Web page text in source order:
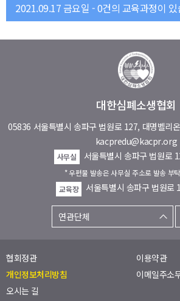
2021.09.17 금요일 - 0건의 교육과정이
대한심폐소생협회
05836 서울특별시 송파구 법원로 127, 대명벨리
kacpredu@kacpr.org
사무실 서울특별시 송파구 법원로
* 우편물 발송은 사무실 주소로 발송 부
교육장
서울특별시 송파구 법원로
협회정관
이용약관
개인정보처리방침
이메일주소
오시는 길